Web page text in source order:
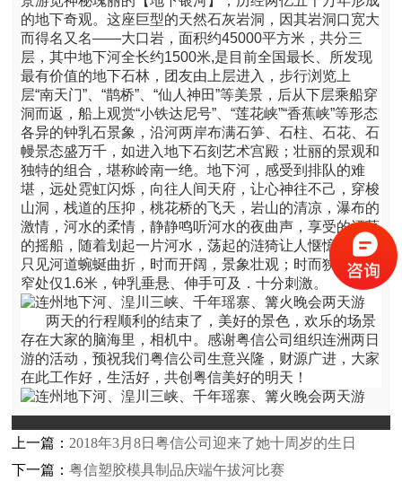
的地下奇观。这座巨型的天然石灰岩洞，因其岩洞口宽大
而得名又名——大口岩，面积约45000平方米，共分三
层，其中地下河全长约1500米,是目前全国最长、所发现
最有价值的地下石林，团友由上层进入，步行浏览上
层“南天门”、“鹊桥”、“仙人神田”等美景，后从下层乘船穿
洞而返，船上观赏“小铁达尼号”、“莲花峡”“香蕉峡”等形态
各异的钟乳石景象，沿河两岸布满石笋、石柱、石花、石
幔景态盛万千，如进入地下石刻艺术宫殿；壮丽的景观和
独特的组合，堪称岭南一绝。地下河，感受到排队的难
堪，远处霓虹闪烁，向往人间天府，让心神往不己，穿梭
山洞，栈道的压抑，桃花桥的飞天，岩山的清凉，瀑布的
激情，河水的柔情，静静鸣听河水的夜曲声，享受的漂荡
的摇船，随着划起一片河水，荡起的涟猗让人惬憶无比。
只见河道蜿蜒曲折，时而开阔，景象壮观；时而狭窄，最
窄处仅1.6米，钟乳垂悬、伸手可及．十分刺激。
两天的行程顺利的结束了，美好的景色，欢乐的场景
存在大家的脑海里，相机中。感谢粤信公司组织连洲两日
游的活动，预祝我们粤信公司生意兴隆，财源广进，大家
在此工作好，生活好，共创粤信美好的明天！
上一篇： 2018年3月8日粤信公司迎来了她十周岁的生日
下一篇：粤信塑胶模具制品庆端午拔河比赛